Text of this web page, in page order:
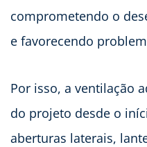
comprometendo o
e favorecendo
Por isso, a ventilação
do projeto desde o
aberturas laterais,